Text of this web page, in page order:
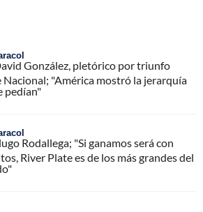
González, pletórico por triunfo
Nacional; "América mostró la jerarquía
pedían"
Rodallega; "Si ganamos será con
River Plate es de los más grandes del